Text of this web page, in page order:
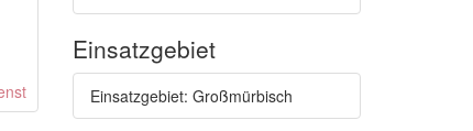
Einsatzgebiet
Einsatzgebiet: Großmürbisch